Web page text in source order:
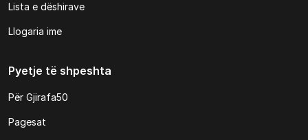
Lista e dëshirave
Llogaria ime
Pyetje të shpeshta
Për Gjirafa50
Pagesat